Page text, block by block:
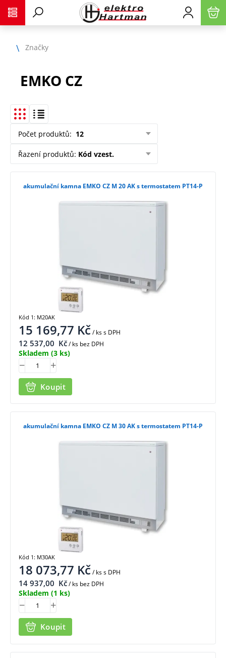
Značky
EMKO CZ
Počet produktů: 12
Řazení produktů: Kód vzest.
akumulační kamna EMKO CZ M 20 AK s termostatem PT14-P
15 169,77 Kč/ kss DPH
12 537,00 Kč/ ks bez DPH
Skladem (3 ks)
Koupit
Kód 1: M20AK
akumulační kamna EMKO CZ M 30 AK s termostatem PT14-P
18 073,77 Kč/ kss DPH
14 937,00 Kč/ ks bez DPH
Skladem (1 ks)
Koupit
Kód 1: M30AK